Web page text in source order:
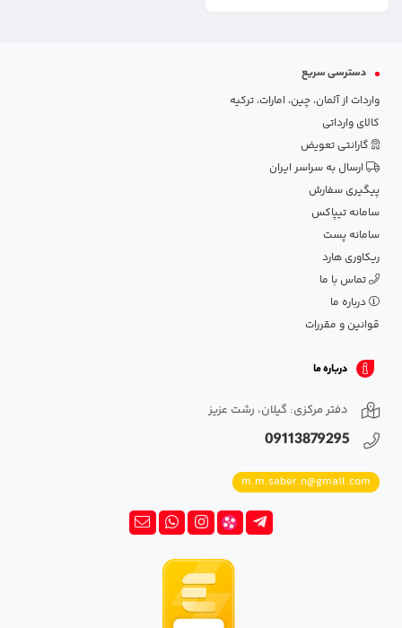
دسترسی سریع
واردات از آلمان، چین، امارات، ترکیه
کالای وارداتی
گارانتی تعویض
ارسال به سراسر ایران
پیگیری سفارش
سامانه تیپاکس
سامانه پست
ریکاوری هارد
تماس با ما
درباره ما
قوانین و مقررات
درباره ما
دفتر مرکزی: گیلان، رشت عزیز
09113879295
m.m.saber.n@gmail.com